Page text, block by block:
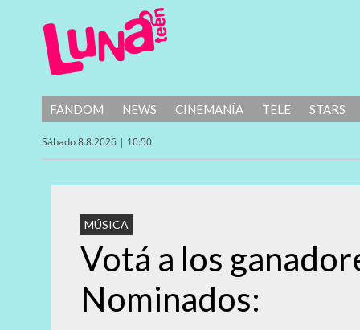
FANDOM NEWS CINEMANÍA TELE STARS
Sábado 8.8.2026 | 10:50
MÚSICA
Votá a los
Nominados: